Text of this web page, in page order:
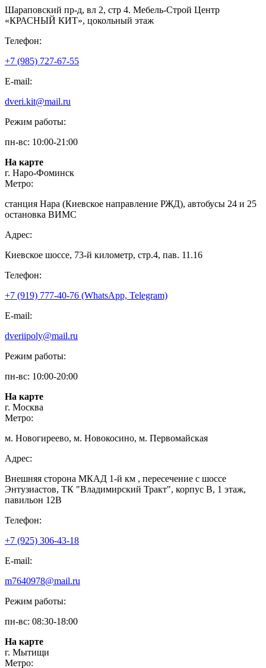
Шараповский пр-д, вл 2, стр 4. Мебель-Строй Центр
«КРАСНЫЙ КИТ», цокольный этаж
Телефон:
+7 (985) 727-67-55
E-mail:
dveri.kit@mail.ru
Режим работы:
пн-вс: 10:00-21:00
На карте
г. Наро-Фоминск
Метро:
станция Нара (Киевское направление РЖД), автобусы 24 и 25
остановка ВИМС
Адрес:
Киевское шоссе, 73-й километр, стр.4, пав. 11.16
Телефон:
+7 (919) 777-40-76 (WhatsApp, Telegram)
E-mail:
dveriipoly@mail.ru
Режим работы:
пн-вс: 10:00-20:00
На карте
г. Москва
Метро:
м. Новогиреево, м. Новокосино, м. Первомайская
Адрес:
Внешняя сторона МКАД 1-й км , пересечение с шоссе
Энтузиастов, ТК "Владимирский Тракт", корпус В, 1 этаж,
павильон 12В
Телефон:
+7 (925) 306-43-18
E-mail:
m7640978@mail.ru
Режим работы:
пн-вс: 08:30-18:00
На карте
г. Мытищи
Метро: